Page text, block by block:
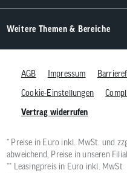
Weitere Themen & Bereiche
AGB Impressum
Cookie-Einstellungen
Vertrag widerrufen
* Preise in Euro inkl. MwSt. und
abweichend, Preise in unseren
** Leasingpreis in Euro inkl. MwSt